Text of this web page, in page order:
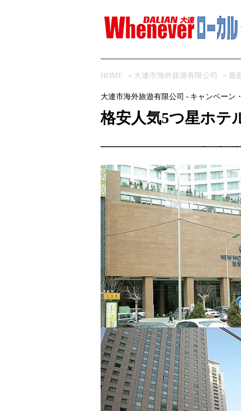
HOME » 大連市海外旅遊有限公司 » 最
大連市海外旅遊有限公司 - キャンペーン
格安人気5つ星ホテ